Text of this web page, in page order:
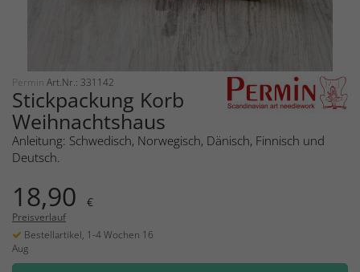
Permin Art.Nr.: 331142
Stickpackung Korb
Weihnachtshaus
Anleitung: Schwedisch, Norwegisch, Dänisch, Finnisch und
Deutsch.
18,90 €
Preisverlauf
Bestellartikel, 1-4 Wochen 16
Aug